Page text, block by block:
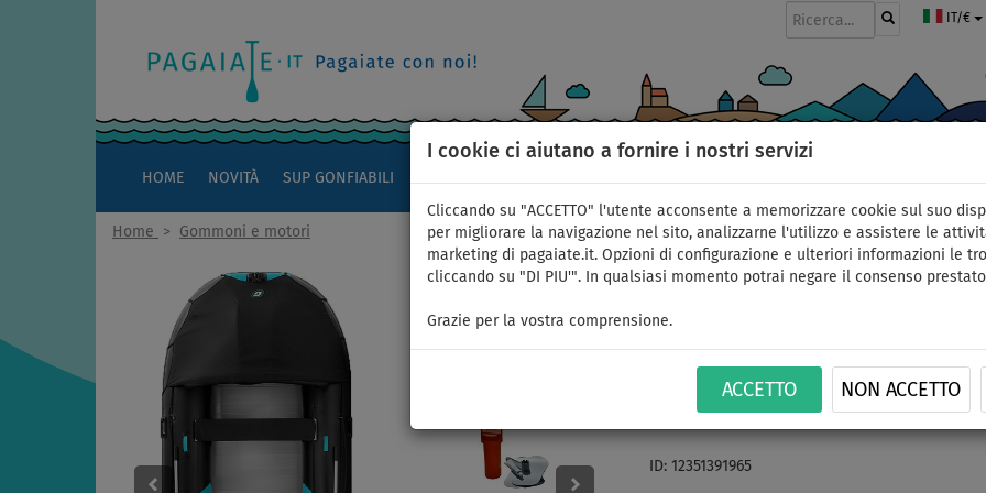
I cookie ci aiutano a fornire i nostri servizi
Cliccando su "ACCETTO" l'utente acconsente a memorizzare cookie sul suo
per migliorare la navigazione nel sito, analizzarne l'utilizzo e assistere le
marketing di pagaiate.it. Opzioni di configurazione e ulteriori informazioni le
cliccando su "DI PIU'". In qualsiasi momento potrai negare il consenso
Grazie per la vostra comprensione.
ACCETTO NON ACCETTO
IT/€
HOME NOVITÀ SUP GONFIABILI
Home > Gommoni e motori
Gommone
turquoise - gomone
in alluminio - set:
ID: 12351391965